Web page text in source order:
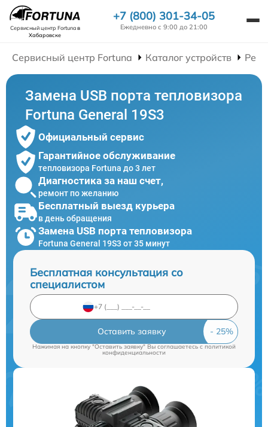
Сервисный центр Fortunaв
Хабаровске
+7 (800) 301-34-05
Ежедневно с 9:00 до 21:00
Сервисный центр Fortuna Каталог устройств
Замена USB порта тепловизора
Fortuna General 19S3
Официальный сервис
Гарантийное обслуживание
тепловизора Fortuna до 3 лет
Диагностика за наш счет,
ремонт по желанию
Бесплатный выезд курьера
в день обращения
Замена USB порта тепловизора
Fortuna General 19S3 от 35 минут
Бесплатная консультация со
специалистом
Оставить заявку
Нажимая на кнопку "Оставить заявку" Вы соглашаетесь cполитикой
конфиденциальности